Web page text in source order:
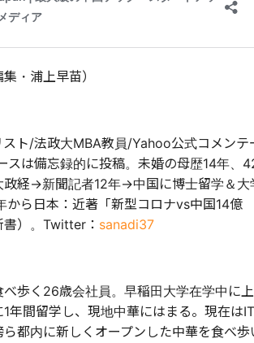
・浦上早苗）
スト/法政大MBA教員/Yahoo公式コメンテ
スは備忘録的に投稿。未婚の母歴14年、
政経→新聞記者12年→中国に博士留学＆大
ら日本：近著「新型コロナvs中国14億
）。Twitter： sanadi37
べ歩く26歳会社員。早稲田大学在学中に上
年間留学し、現地中華にはまる。現在はIT
都内に新しくオープンした中華を食べ歩